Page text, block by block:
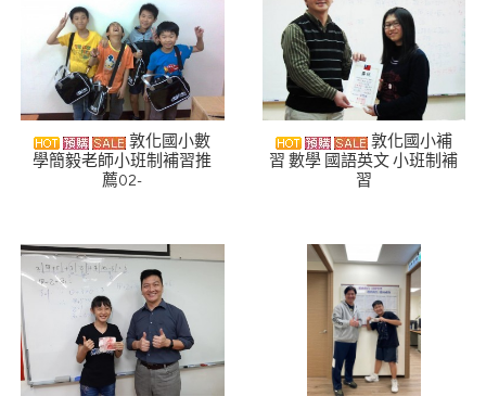
敦化國小數
學簡毅老師小班制補習推
薦02-
敦化國小補
習 數學 國語英文 小班制補
習